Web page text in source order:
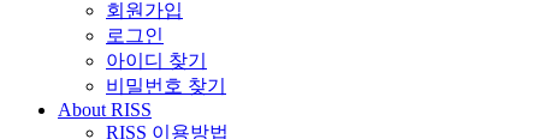
회원가입
로그인
아이디 찾기
비밀번호 찾기
About RISS
RISS 이용방법